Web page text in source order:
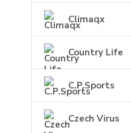
Climaqx
Country Life
C.P.Sports
Czech Virus